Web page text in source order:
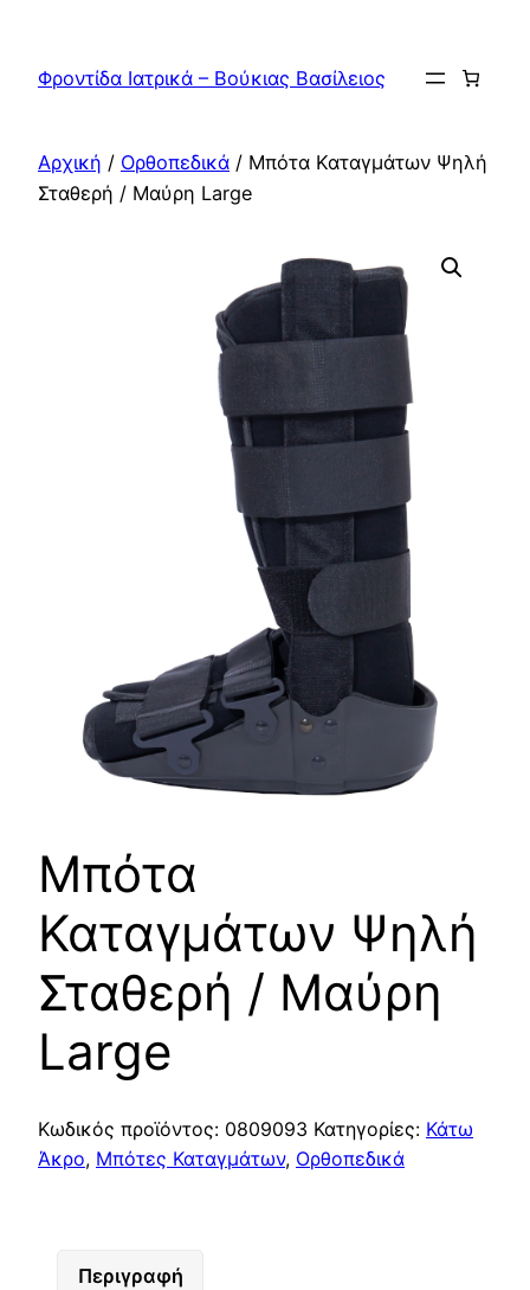
περιεχόμενο
Φροντίδα Ιατρικά – Βούκιας Βασίλειος
Αρχική / Ορθοπεδικά / Μπότα Καταγμάτων Ψηλή
Σταθερή / Μαύρη Large
Μπότα
Καταγμάτων Ψηλή
Σταθερή / Μαύρη
Large
Κωδικός προϊόντος: 0809093 Κατηγορίες: Κάτω
Άκρο, Μπότες Καταγμάτων, Ορθοπεδικά
Περιγραφή